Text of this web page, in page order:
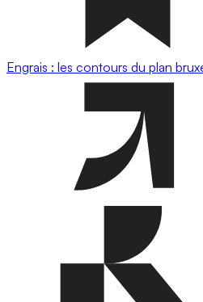
Engrais : les contours du plan